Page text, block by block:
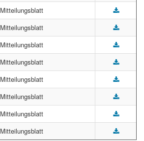
Mitteilungsblatt
Mitteilungsblatt
Mitteilungsblatt
Mitteilungsblatt
Mitteilungsblatt
Mitteilungsblatt
Mitteilungsblatt
Mitteilungsblatt